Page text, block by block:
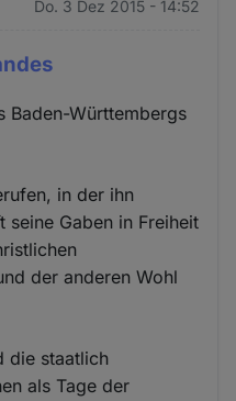
Do. 3 Dez 2015 - 14:52
Baden-Württembergs
in der ihn
seine Gaben in Freiheit
der anderen Wohl
die staatlich
als Tage der